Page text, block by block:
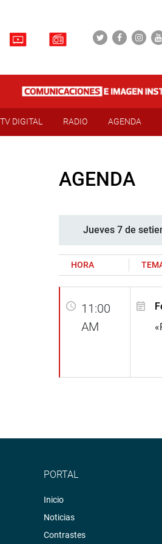
TV DIGITAL RADIO AGENDA
AGENDA
Jueves 7 de
HORA
11:00
AM
PORTAL
Inicio
Noticias
Contrastes